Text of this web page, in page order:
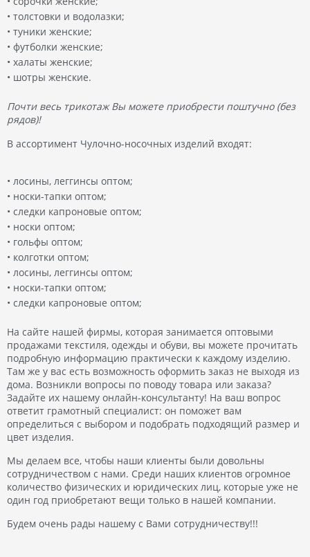
• толстовки и водолазки;
• туники женские;
• футболки женские;
• халаты женские;
• шотры женские.
Почти весь трикотаж Вы можете приобрести поштучно (без
рядов)!
В ассортимент Чулочно-носочных изделий входят:
• лосины, леггинсы оптом;
• носки-тапки оптом;
• следки капроновые оптом;
• носки оптом;
• гольфы оптом;
• колготки оптом;
• лосины, леггинсы оптом;
• носки-тапки оптом;
• следки капроновые оптом;
На сайте нашей фирмы, которая занимается оптовыми
продажами текстиля, одежды и обуви, вы можете прочитать
подробную информацию практически к каждому изделию.
Там же у вас есть возможность оформить заказ не выходя из
дома. Возникли вопросы по поводу товара или заказа?
Задайте их нашему онлайн-консультанту! На ваш вопрос
ответит грамотный специалист: он поможет вам
определиться с выбором и подобрать подходящий размер и
цвет изделия.
Мы делаем все, чтобы наши клиенты были довольны
сотрудничеством с нами. Среди наших клиентов огромное
количество физических и юридических лиц, которые уже не
один год приобретают вещи только в нашей компании.
Будем очень рады нашему с Вами сотрудничеству!!!